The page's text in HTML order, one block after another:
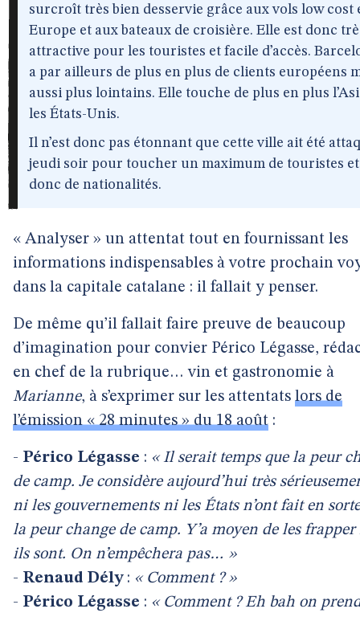
surcroît très bien desservie grâce aux vols low cost
Europe et aux bateaux de croisière. Elle est donc
attractive pour les touristes et facile d’accès.
a par ailleurs de plus en plus de clients européens
aussi plus lointains. Elle touche de plus en plus
les États-Unis.
Il n’est donc pas étonnant que cette ville ait été
jeudi soir pour toucher un maximum de touristes et
donc de nationalités.
« Analyser » un attentat tout en fournissant les
informations indispensables à votre prochain
dans la capitale catalane : il fallait y penser.
De même qu’il fallait faire preuve de beaucoup
d’imagination pour convier Périco Légasse,
en chef de la rubrique… vin et gastronomie à
Marianne, à s’exprimer sur les attentats lors de
l’émission « 28 minutes » du 18 août :
- Périco Légasse : « Il serait temps que la peur
de camp. Je considère aujourd’hui très sé
ni les gouvernements ni les États n’ont fait en
la peur change de camp. Y’a moyen de les frapper
ils sont. On n’empêchera pas… »
- Renaud Dély: « Comment ?»
- Périco Légasse : « Comment ? Eh bah on